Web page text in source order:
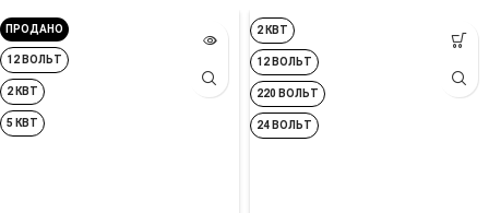
ПРОДАНО
12 ВОЛЬТ
2 КВТ
5 КВТ
2 КВТ
12 ВОЛЬТ
220 ВОЛЬТ
24 ВОЛЬТ